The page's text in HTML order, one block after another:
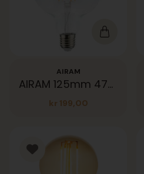
AIRAM
AIRAM 125mm 470lm klar dim
kr 199,00